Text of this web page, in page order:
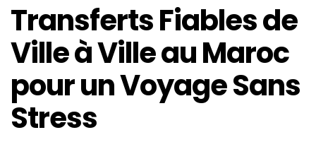
Transferts Fiables de
Ville à Ville au Maroc
pour un Voyage Sans
Stress